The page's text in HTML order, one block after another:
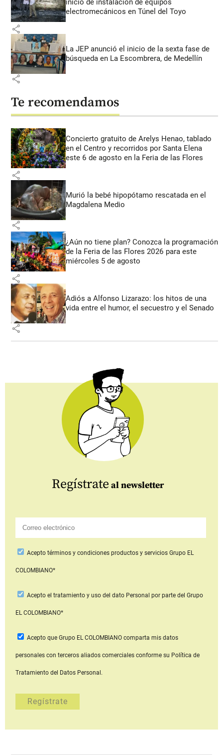
inicio de instalación de equipos
electromecánicos en Túnel del Toyo
share
La JEP anunció el inicio de la sexta fase de
búsqueda en La Escombrera, de Medellín
share
Te recomendamos
Concierto gratuito de Arelys Henao, tablado
en el Centro y recorridos por Santa Elena
este 6 de agosto en la Feria de las Flores
share
Murió la bebé hipopótamo rescatada en el
Magdalena Medio
share
¿Aún no tiene plan? Conozca la programación
de la Feria de las Flores 2026 para este
miércoles 5 de agosto
share
Adiós a Alfonso Lizarazo: los hitos de una
vida entre el humor, el secuestro y el Senado
share
Regístrate al newsletter
Aceptotérminos y condiciones productos y serviciosGrupo EL
COLOMBIANO*
Acepto el tratamiento y uso del dato Personal por parte del Grupo
EL COLOMBIANO*
Acepto que Grupo EL COLOMBIANOcomparta mis datos
personales con terceros aliados comerciales conforme su Política de
Tratamiento del Datos Personal.